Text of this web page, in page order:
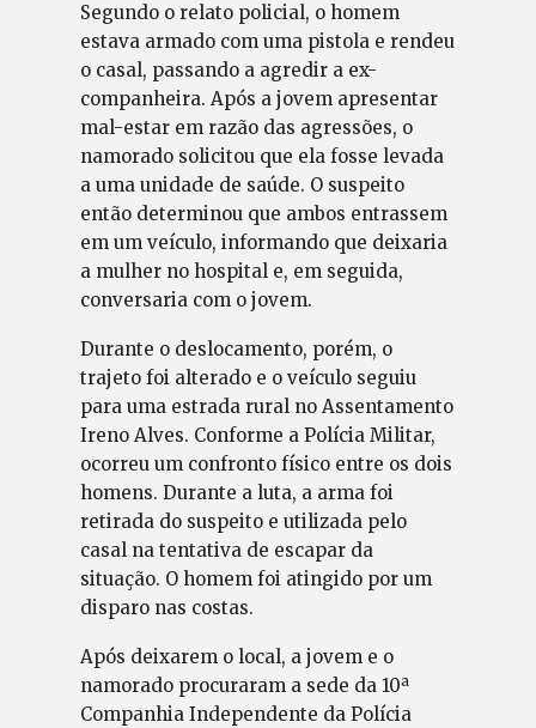
Segundo o relato policial, o homem
estava armado com uma pistola e rendeu
o casal, passando a agredir a ex-
companheira. Após a jovem apresentar
mal-estar em razão das agressões, o
namorado solicitou que ela fosse levada
a uma unidade de saúde. O suspeito
então determinou que ambos entrassem
em um veículo, informando que deixaria
a mulher no hospital e, em seguida,
conversaria com o jovem.
Durante o deslocamento, porém, o
trajeto foi alterado e o veículo seguiu
para uma estrada rural no Assentamento
Ireno Alves. Conforme a Polícia Militar,
ocorreu um confronto físico entre os dois
homens. Durante a luta, a arma foi
retirada do suspeito e utilizada pelo
casal na tentativa de escapar da
situação. O homem foi atingido por um
disparo nas costas.
Após deixarem o local, a jovem e o
namorado procuraram a sede da 10ª
Companhia Independente da Polícia